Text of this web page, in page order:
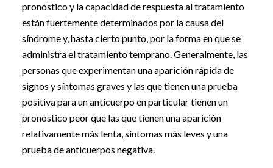
pronóstico y la capacidad de respuesta al tratamiento
están fuertemente determinados por la causa del
síndrome y, hasta cierto punto, por la forma en que se
administra el tratamiento temprano. Generalmente, las
personas que experimentan una aparición rápida de
signos y síntomas graves y las que tienen una prueba
positiva para un anticuerpo en particular tienen un
pronóstico peor que las que tienen una aparición
relativamente más lenta, síntomas más leves y una
prueba de anticuerpos negativa.